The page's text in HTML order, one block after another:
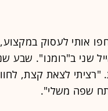
שדחפו אותי לעסוק
שני ב"רומנו". שבע
לצאת קצת,
שפה משלי".